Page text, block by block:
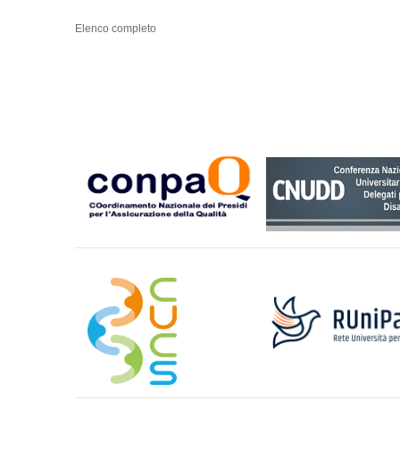
Elenco completo